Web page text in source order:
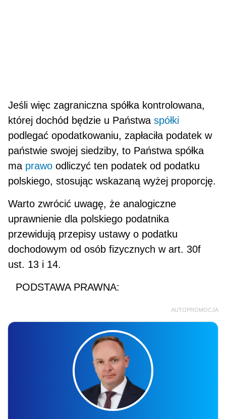
Jeśli więc zagraniczna spółka kontrolowana,
której dochód będzie u Państwaspółki
podlegać opodatkowaniu, zapłaciła podatek w
państwie swojej siedziby, to Państwa spółka
ma prawo odliczyć ten podatek od podatku
polskiego, stosując wskazaną wyżej proporcję.
Warto zwrócić uwagę, że analogiczne
uprawnienie dla polskiego podatnika
przewidują przepisy ustawy o po­datku
dochodowym od osób fizycznych w art. 30f
ust. 13 i 14.
PODSTAWA PRAWNA:
AUTOPROMOCJA